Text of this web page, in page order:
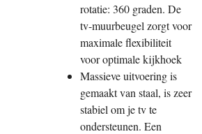
rotatie: 360 graden. De
tv-muurbeugel zorgt voor
maximale flexibiliteit
voor optimale kijkhoek
Massieve uitvoering is
gemaakt van staal, is zeer
stabiel om je tv te
ondersteunen. Een